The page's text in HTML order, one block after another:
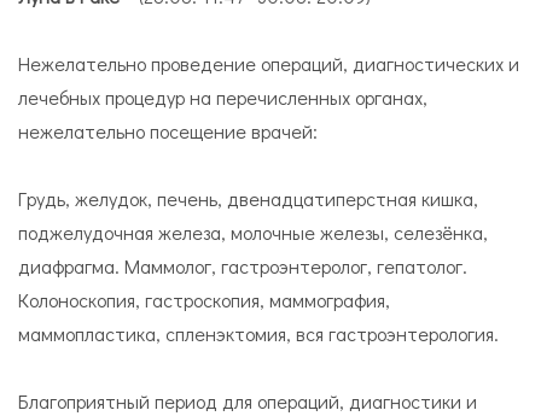
Нежелательно проведение операций, диагностических и
лечебных процедур на перечисленных органах,
нежелательно посещение врачей:
Грудь, желудок, печень, двенадцатиперстная кишка,
поджелудочная железа, молочные железы, селезёнка,
диафрагма. Маммолог, гастроэнтеролог, гепатолог.
Колоноскопия, гастроскопия, маммография,
маммопластика, спленэктомия, вся гастроэнтерология.
Благоприятный период для операций, диагностики и